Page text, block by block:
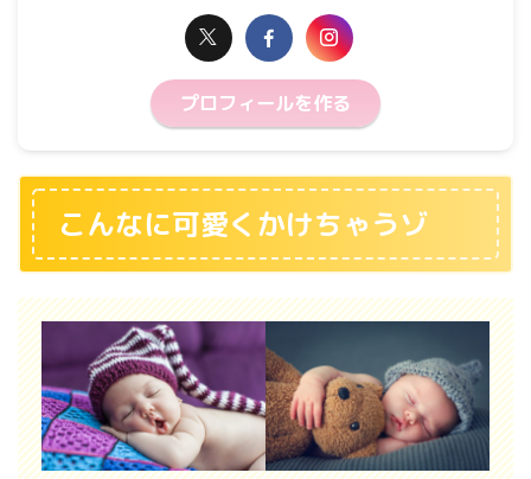
プロフィールを作る
こんなに可愛くかけちゃうゾ